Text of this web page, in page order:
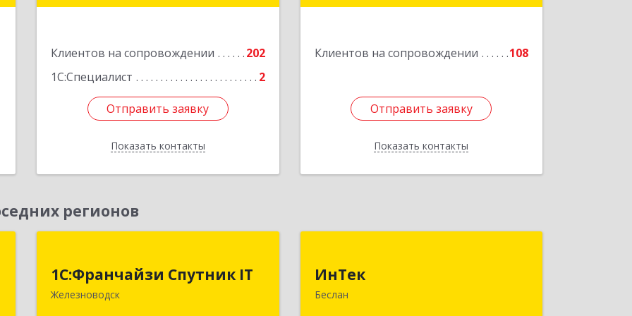
Клиентов на сопровождении
202
1С:Специалист
2
Отправить заявку
Показать контакты
Отправить заявку
Назад
Клиентов на сопровождении 108
Отправить заявку
Показать контакты
Отправить заявку
Назад
регионов
1С:Франчайзи Спутник IT
Железноводск
357430, Ставропольский край, город-
курорт Железноводск, Иноземцево п,
ИнТек
Беслан